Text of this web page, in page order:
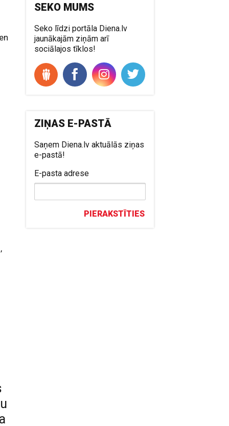
SEKO MUMS
Seko līdzi portāla Diena.lv
jaunākajām ziņām arī
sociālajos tīklos!
ZIŅAS E-PASTĀ
Saņem Diena.lv aktuālās ziņas
e-pastā!
E-pasta adrese
PIERAKSTĪTIES